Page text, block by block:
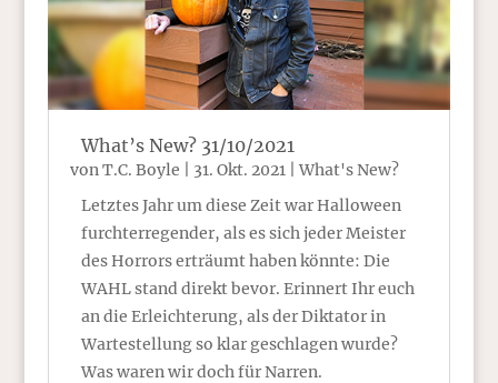
What’s New? 31/10/2021
vonT.C. Boyle 31. Okt. 2021|What's New?
Letztes Jahr um diese Zeit war Halloween
furchterregender, als es sich jeder Meister
des Horrors erträumt haben könnte: Die
WAHL stand direkt bevor. Erinnert Ihr euch
an die Erleichterung, als der Diktator in
Wartestellung so klar geschlagen wurde?
Was waren wir doch für Narren.